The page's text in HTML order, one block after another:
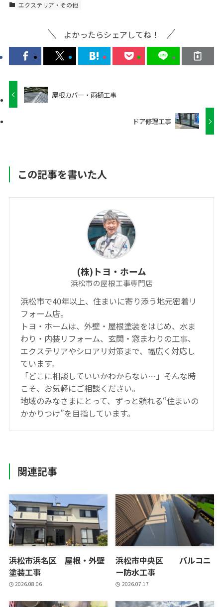
エクステリア・その他
よかったらシェアしてね！
屋根カバー・雨樋工事
ドア修理工事
この記事を書いた人
(株)トヨ・ホーム
浜松市の屋根工事専門店
浜松市で40年以上、住まいに寄り添う地元密着リ
フォーム店。
トヨ・ホームは、外壁・屋根塗装をはじめ、水ま
わり・内装リフォーム、玄関・窓まわりの工事、
エクステリアやシロアリ対策まで、幅広く対応し
ています。
「どこに相談していいかわからない…」そんな時
こそ、お気軽にご相談ください。
地域のみなさまにとって、ずっと頼れる“住まいの
かかりつけ”を目指しています。
関連記事
浜松市浜名区 屋根・外壁
塗装工事
2026.08.06
浜松市中央区 バルコニ
ー防水工事
2026.07.17